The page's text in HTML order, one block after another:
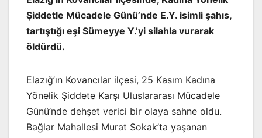
Şiddetle Mücadele Günü’nde E.Y. isimli şahıs,
tartıştığı eşi Sümeyye Y.’yi silahla vurarak
öldürdü.
Elazığ’ın Kovancılar ilçesi, 25 Kasım Kadına
Yönelik Şiddete Karşı Uluslararası Mücadele
Günü’nde dehşet verici bir olaya sahne oldu.
Bağlar Mahallesi Murat Sokak’ta yaşanan